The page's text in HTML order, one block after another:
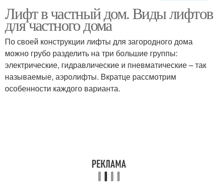
Лифт в частном доме
Лифт в частный дом. Виды лифтов
для частного дома
По своей конструкции лифты для загородного дома
можно грубо разделить на три большие группы:
электрические, гидравлические и пневматические – так
называемые, аэролифты. Вкратце рассмотрим
особенности каждого варианта.